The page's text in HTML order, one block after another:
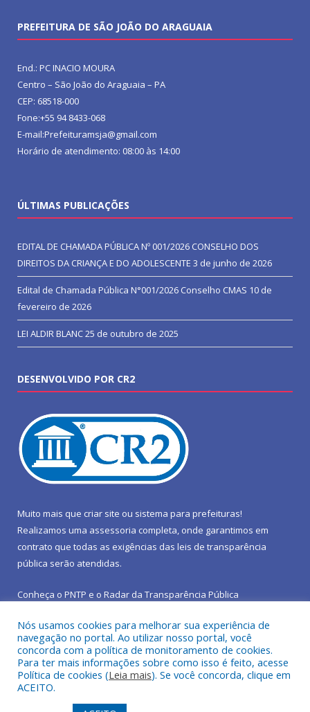
PREFEITURA DE SÃO JOÃO DO ARAGUAIA
End.: PC INACIO MOURA
Centro – São João do Araguaia – PA
CEP: 68518-000
Fone:+55 94 8433-068
E-mail:Prefeituramsja@gmail.com
Horário de atendimento: 08:00 às 14:00
ÚLTIMAS PUBLICAÇÕES
EDITAL DE CHAMADA PÚBLICA Nº 001/2026 CONSELHO DOS
DIREITOS DA CRIANÇA E DO ADOLESCENTE 3 de junho de 2026
Edital de Chamada Pública N°001/2026 Conselho CMAS 10 de
fevereiro de 2026
LEI ALDIR BLANC25 de outubro de 2025
DESENVOLVIDO POR CR2
Muito mais que criar site ou sistema para prefeituras!
Realizamos uma assessoria completa, onde garantimos em
contrato que todas as exigências das leis de transparência
pública serão atendidas.
Conheça o PNTP e o Radar da Transparência Pública
Todos os direitos reservados a Prefeitura Municipal de São João
do Araguaia.
Nós usamos cookies para melhorar sua experiência de
navegação no portal. Ao utilizar nosso portal, você
concorda com a política de monitoramento de cookies.
Para ter mais informações sobre como isso é feito, acesse
Política de cookies (Leia mais). Se você concorda, clique em
ACEITO.